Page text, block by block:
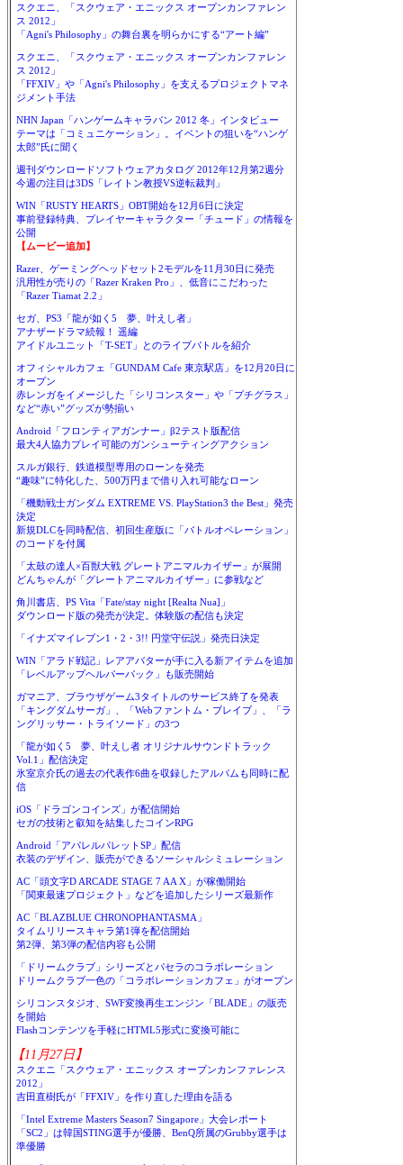
スクエニ、「スクウェア・エニックス オープンカンファレン
ス 2012」
「Agni's Philosophy」の舞台裏を明らかにする“アート編”
スクエニ、「スクウェア・エニックス オープンカンファレン
ス 2012」
「FFXIV」や「Agni's Philosophy」を支えるプロジェクトマネ
ジメント手法
NHN Japan「ハンゲームキャラバン 2012 冬」インタビュー
テーマは「コミュニケーション」。イベントの狙いを“ハンゲ
太郎”氏に聞く
週刊ダウンロードソフトウェアカタログ 2012年12月第2週分
今週の注目は3DS「レイトン教授VS逆転裁判」
WIN「RUSTY HEARTS」OBT開始を12月6日に決定
事前登録特典、プレイヤーキャラクター「チュード」の情報を
公開
【ムービー追加】
Razer、ゲーミングヘッドセット2モデルを11月30日に発売
汎用性が売りの「Razer Kraken Pro」、低音にこだわった
「Razer Tiamat 2.2」
セガ、PS3「龍が如く5 夢、叶えし者」
アナザードラマ続報！ 遥編
アイドルユニット「T-SET」とのライブバトルを紹介
オフィシャルカフェ「GUNDAM Cafe 東京駅店」を12月20日に
オープン
赤レンガをイメージした「シリコンスター」や「プチグラス」
など“赤い”グッズが勢揃い
Android「フロンティアガンナー」β2テスト版配信
最大4人協力プレイ可能のガンシューティングアクション
スルガ銀行、鉄道模型専用のローンを発売
“趣味”に特化した、500万円まで借り入れ可能なローン
「機動戦士ガンダム EXTREME VS. PlayStation3 the Best」発売
決定
新規DLCを同時配信、初回生産版に「バトルオペレーション」
のコードを付属
「太鼓の達人×百獣大戦 グレートアニマルカイザー」が展開
どんちゃんが「グレートアニマルカイザー」に参戦など
角川書店、PS Vita「Fate/stay night [Realta Nua]」
ダウンロード版の発売が決定。体験版の配信も決定
「イナズマイレブン1・2・3!! 円堂守伝説」発売日決定
WIN「アラド戦記」レアアバターが手に入る新アイテムを追加
「レベルアップヘルパーパック」も販売開始
ガマニア、ブラウザゲーム3タイトルのサービス終了を発表
「キングダムサーガ」、「Webファントム・ブレイブ」、「ラ
ングリッサー・トライソード」の3つ
「龍が如く5 夢、叶えし者 オリジナルサウンドトラック
Vol.1」配信決定
氷室京介氏の過去の代表作6曲を収録したアルバムも同時に配
信
iOS「ドラゴンコインズ」が配信開始
セガの技術と叡知を結集したコインRPG
Android「アパレルパレットSP」配信
衣装のデザイン、販売ができるソーシャルシミュレーション
AC「頭文字D ARCADE STAGE 7 AA X」が稼働開始
「関東最速プロジェクト」などを追加したシリーズ最新作
AC「BLAZBLUE CHRONOPHANTASMA」
タイムリリースキャラ第1弾を配信開始
第2弾、第3弾の配信内容も公開
「ドリームクラブ」シリーズとパセラのコラボレーション
ドリームクラブ一色の「コラボレーションカフェ」がオープン
シリコンスタジオ、SWF変換再生エンジン「BLADE」の販売
を開始
Flashコンテンツを手軽にHTML5形式に変換可能に
【11月27日】
スクエニ「スクウェア・エニックス オープンカンファレンス
2012」
吉田直樹氏が「FFXIV」を作り直した理由を語る
「Intel Extreme Masters Season7 Singapore」大会レポート
「SC2」は韓国STING選手が優勝、BenQ所属のGrubby選手は
準優勝